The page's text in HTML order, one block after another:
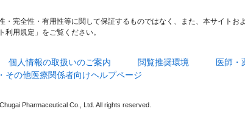
完全性・有用性等に関して保証するものではなく、また、本サイトお
用規定」をご覧ください。
個人情報の取扱いのご案内 閲覧推奨環境
医師・
その他医療関係者向けヘルプページ
Pharmaceutical Co., Ltd. All rights reserved.